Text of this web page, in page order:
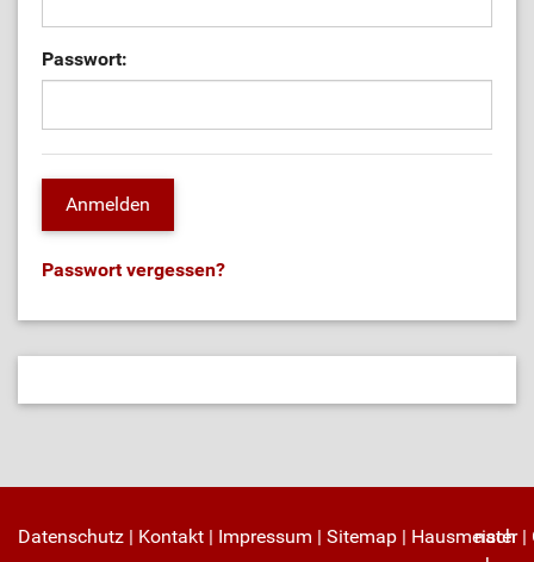
Passwort:
Passwort vergessen?
Datenschutz | Kontakt | Impressum | Sitemap | Hausmeister|
nach